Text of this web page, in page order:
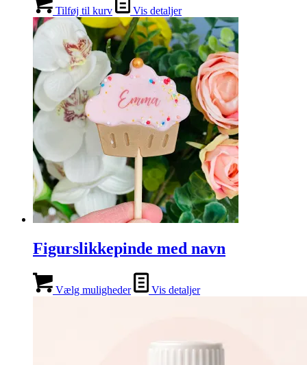
Tilføj til kurv Vis detaljer
Figurslikkepinde med navn
Vælg muligheder Vis detaljer